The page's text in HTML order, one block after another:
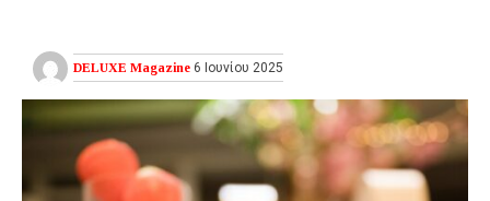
DELUXE Magazine 6 Ιουνίου 2025